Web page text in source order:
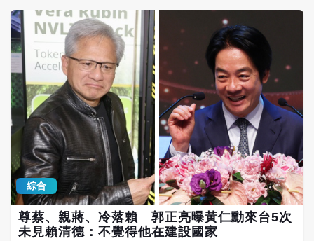
係。 針對鄭朝方，吳子嘉指稱，鄭朝方過去未
實際出資，卻以俗稱「插乾股」方式取得約
500萬元股份，之後再用3分利每月取得15萬
元款項；吳子嘉又稱，這樣的單據有數百張，
已涉及逃漏稅，後續改由律師宋正一出面，向
業者一次取得300萬元。 為佐證說法，吳子嘉
在節目中展示署名徐翊銘匯款給鄭朝方的資
料，以及宋正一簽收300萬元的單據影本。他
表示，相關資料來源與宋正一友人有關，手上
仍有其他資料，後續將繼續公布。美麗島電子
報隔日報導時也特別註明，目前相關指控均為
吳子嘉單方說法，是否涉及違法，仍待當事人
及司法、稅務機關釐清。 到了6日，吳子嘉再
把焦點轉向4000萬元借款。 根據當天《董事
長開講》影音內容及後續報導，吳子嘉公開一
份他稱為「鄭永金4000萬借款事件簿」的資
料，指稱鄭永金2016年為籌措鄭朝方參選
學運核心、每月支領津貼；台南市長黃偉哲、
台北市副市長林奕華也遭學者指控名列調查局
與教育部佈建名單。王定宇今（17日）受訪時
強調，「我不是、我沒有。」 根據檔案局解密
資料，檔案中記載王定宇就讀成功大學期間，
曾被登記為情治單位的佈建人員，化名「同
德」，並因「績效良好」，將每月津貼從3000
元調升至5000元。 對此，王定宇今日受訪時
斬釘截鐵地重申，「我不是，我沒有」；王定
宇表示，這件事聽起來非常荒謬、好笑，他大
一時擔任學生活動中心總幹事，本來就常代表
學生與校方課外活動指導組開會、爭取經費或
餐敘，根本不知道當時的情治單位如何編撰與
個資處理，他當時「不愛讀書、比較愛玩」，
根本不是學運決策核心，更沒有拿過任何津
貼，「當時我還要做家教賺錢，哪有那麼
綜合
尊蔡、親蔣、冷落賴 郭正亮曝黃仁勳來台5次
未見賴清德：不覺得他在建設國家